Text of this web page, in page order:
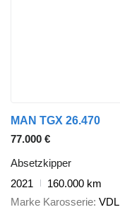
MAN TGX 26.470
77.000 €
Absetzkipper
2021
160.000 km
Marke Karosserie VDL